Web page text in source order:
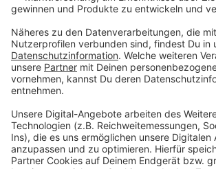
Für weitere Informationen zu Fahrplan
die Schlaue Nummer kostenlos unter der
Telefonnummer 0 800 6 / 50 40 30 zur
Fahrplaninformationen gibt es auch bei
kostenlosen elektronischen
800 3 / 50 40 30 oder im Internet unter
online.de. In der BuBiM-App stehen
Informationen zur Verfügung. Die
zum kostenlosen Download im App
Google Play Store bereit.